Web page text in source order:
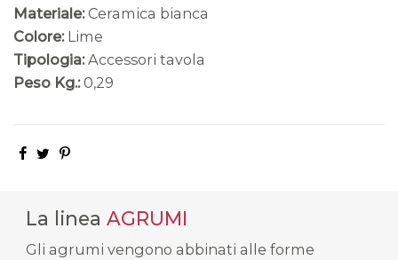
Materiale: Ceramica bianca
Colore: Lime
Tipologia: Accessori tavola
Peso Kg.: 0,29
La linea AGRUMI
Gli agrumi vengono abbinati alle forme